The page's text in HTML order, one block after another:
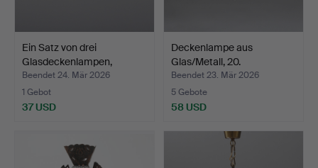
Ein Satz von drei
Glasdeckenlampen,
1940/5…
Beendet 24. Mär 2026
1 Gebot
37 USD
Deckenlampe aus
Glas/Metall, 20.
Jahrhunde…
Beendet 23. Mär 2026
5 Gebote
58 USD